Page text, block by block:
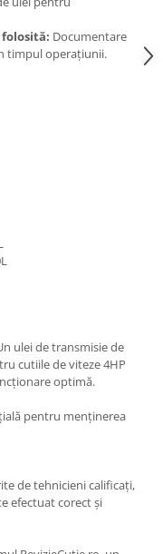
Documentare
timpul operațiunii.
ulei de transmisie de
cutiile de viteze 4HP
optimă.
pentru menținerea
de tehnicieni calificați,
efectuat corect și